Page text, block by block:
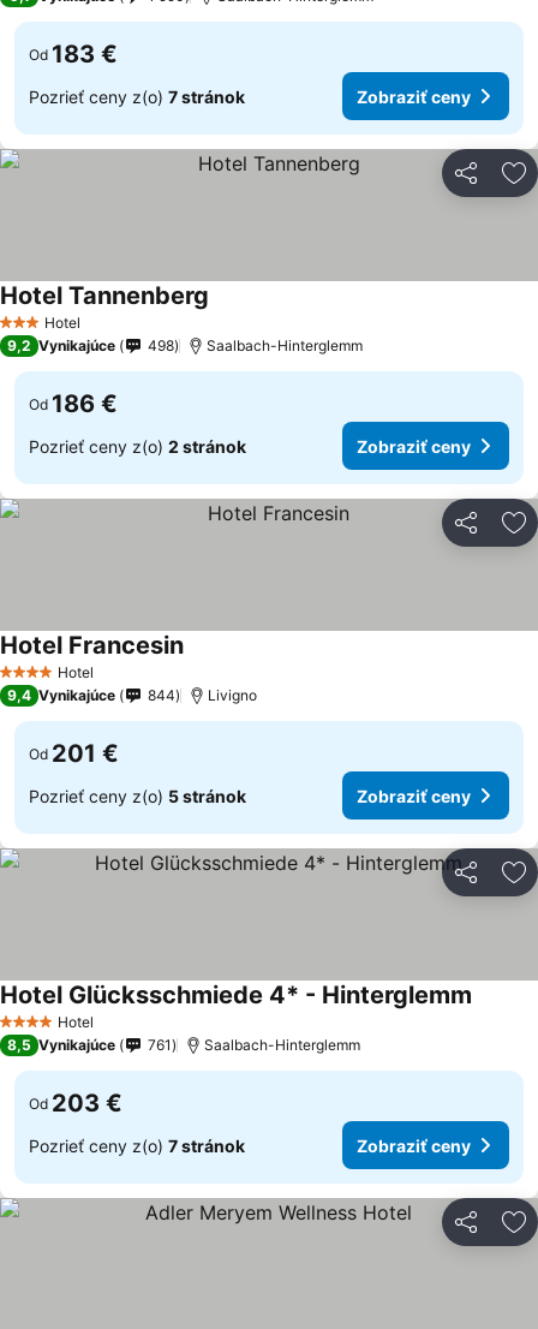
Od 183 €
Pozrieť ceny z(o) 7 stránok Zobraziť ceny
Zdieľať
3 Počet hviezdičiek
Hotel
Hotel Tannenberg
9,2 Vynikajúce 498 Saalbach-Hinterglemm
Od 186 €
Pozrieť ceny z(o) 2 stránok Zobraziť ceny
Zdieľať
4 Počet hviezdičiek
Hotel
Hotel FrancesinZobraziť ceny
9,4 Vynikajúce 844 Livigno
Od 201 €
Pozrieť ceny z(o) 5 stránok Zobraziť ceny
Zdieľať
4 Počet hviezdičiek
Hotel
Hotel Glücksschmiede 4* - Hinterglemm
8,5 Vynikajúce 761 Saalbach-Hinterglemm
Od 203 €
Pozrieť ceny z(o) 7 stránok Zobraziť ceny
Zdieľať